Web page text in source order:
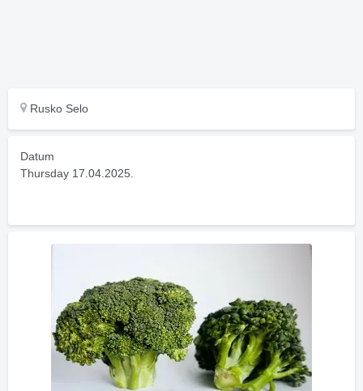
Rusko Selo
Datum
Thursday 17.04.2025.